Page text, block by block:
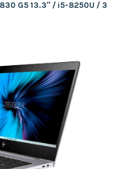
G5 13.3″ / i5-8250U /